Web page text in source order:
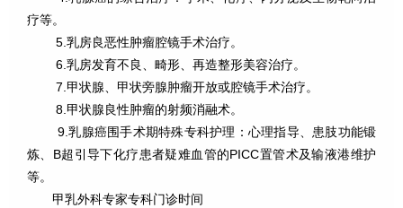
疗等。
5.乳房良恶性肿瘤腔镜手术治疗。
6.乳房发育不良、畸形、再造整形美容治疗。
7.甲状腺、甲状旁腺肿瘤开放或腔镜手术治疗。
8.甲状腺良性肿瘤的射频消融术。
9.乳腺癌围手术期特殊专科护理：心理指导、患肢功能锻
炼、B超引导下化疗患者疑难血管的PICC置管术及输液港维护
等。
甲乳外科专家专科门诊时间